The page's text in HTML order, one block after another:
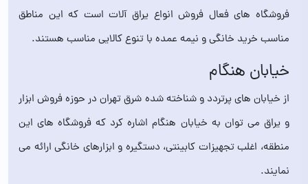
فروشگاه‌ های فعال فروش انواع یراق آلات است که این مناطق
مناسب خرید خانگی و نیمه‌ عمده با تنوع کالایی مناسب هستند.
خیابان هنگام
از خیابان‌ های پرتردد و شناخته‌ شده شرق تهران در حوزه فروش ابزار
و یراق می توان به خیابان هنگام اشاره کرد که فروشگاه‌ های این
منطقه، اغلب تجهیزات کابینتی، دستگیره و ابزارهای خانگی ارائه می
نمایند.